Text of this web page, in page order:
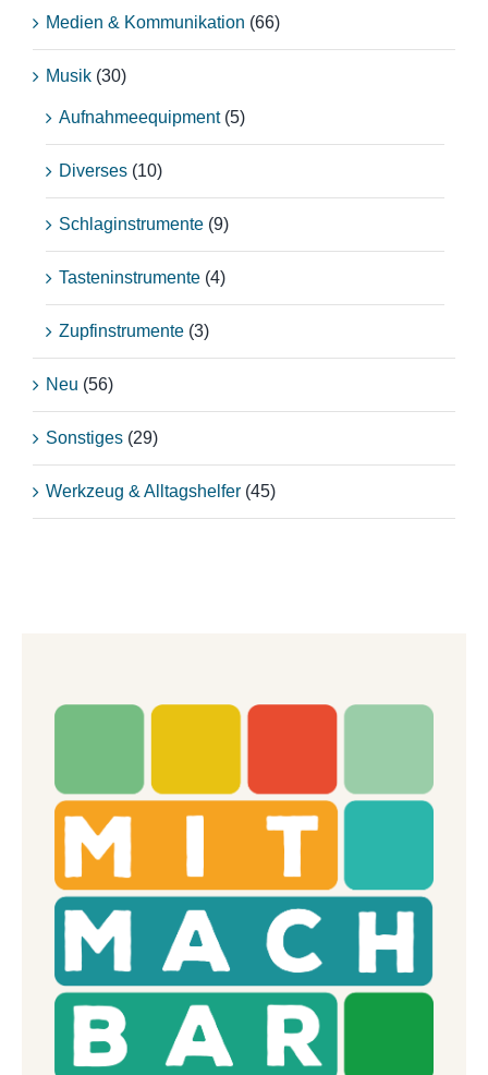
Medien & Kommunikation (66)
Musik (30)
Aufnahmeequipment (5)
Diverses (10)
Schlaginstrumente (9)
Tasteninstrumente (4)
Zupfinstrumente (3)
Neu (56)
Sonstiges (29)
Werkzeug & Alltagshelfer (45)